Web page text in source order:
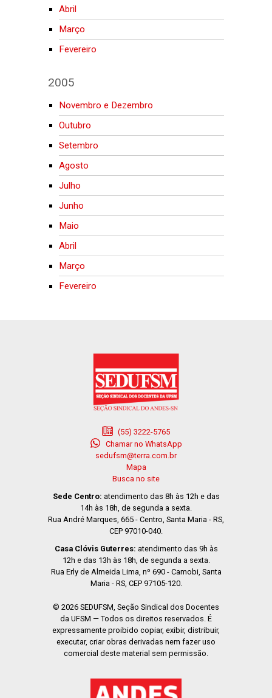
Abril
Março
Fevereiro
2005
Novembro e Dezembro
Outubro
Setembro
Agosto
Julho
Junho
Maio
Abril
Março
Fevereiro
(55) 3222-5765
Chamar no WhatsApp
sedufsm@terra.com.br
Mapa
Busca no site
Sede Centro: atendimento das 8h às 12h e das
14h às 18h, de segunda a sexta.
Rua André Marques, 665 - Centro, Santa Maria - RS,
CEP 97010-040.
Casa Clóvis Guterres: atendimento das 9h às
12h e das 13h às 18h, de segunda a sexta.
Rua Erly de Almeida Lima, nº 690 - Camobi, Santa
Maria - RS, CEP 97105-120.
© 2026 SEDUFSM, Seção Sindical dos Docentes
da UFSM — Todos os direitos reservados. É
expressamente proibido copiar, exibir, distribuir,
executar, criar obras derivadas nem fazer uso
comercial deste material sem permissão.